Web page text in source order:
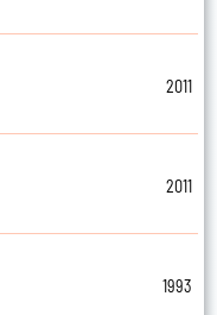
2011
2011
1993